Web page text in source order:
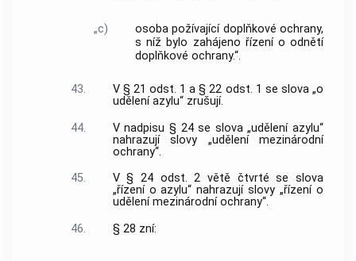
„c)
osoba požívající doplňkové ochrany,
s níž bylo zahájeno řízení o odnětí
doplňkové ochrany.“.
43.
V § 21 odst. 1 a § 22 odst. 1 se slova „o
udělení azylu“ zrušují.
44.
V nadpisu § 24 se slova „udělení azylu“
nahrazují slovy „udělení mezinárodní
ochrany“.
45.
V § 24 odst. 2 větě čtvrté se slova
„řízení o azylu“ nahrazují slovy „řízení o
udělení mezinárodní ochrany“.
46.
§ 28 zní: